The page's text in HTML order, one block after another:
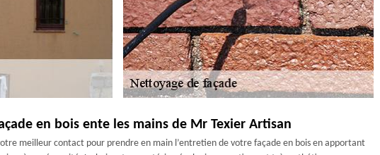
en bois ente les mains de Mr Texier Artisan
meilleur contact pour prendre en main l’entretien de votre façade en bois en apportant